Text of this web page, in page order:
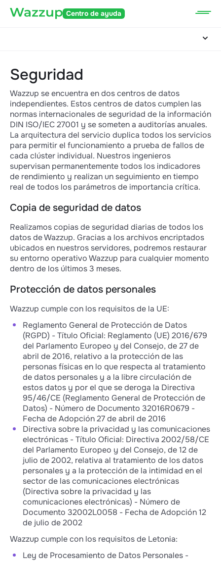
Centro de ayuda
Seguridad
Wazzup se encuentra en dos centros de datos
independientes. Estos centros de datos cumplen las
normas internacionales de seguridad de la información
DIN ISO/IEC 27001 y se someten a auditorías anuales.
La arquitectura del servicio duplica todos los servicios
para permitir el funcionamiento a prueba de fallos de
cada clúster individual. Nuestros ingenieros
supervisan permanentemente todos los indicadores
de rendimiento y realizan un seguimiento en tiempo
real de todos los parámetros de importancia crítica.
Copia de seguridad de datos
Realizamos copias de seguridad diarias de todos los
datos de Wazzup. Gracias a los archivos encriptados
ubicados en nuestros servidores, podremos restaurar
su entorno operativo Wazzup para cualquier momento
dentro de los últimos 3 meses.
Protección de datos personales
Wazzup cumple con los requisitos de la UE:
Reglamento General de Protección de Datos
(RGPD) - Título Oficial: Reglamento (UE) 2016/679
del Parlamento Europeo y del Consejo, de 27 de
abril de 2016, relativo a la protección de las
personas físicas en lo que respecta al tratamiento
de datos personales y a la libre circulación de
estos datos y por el que se deroga la Directiva
95/46/CE (Reglamento General de Protección de
Datos) - Número de Documento 32016R0679 -
Fecha de Adopción 27 de abril de 2016
Directiva sobre la privacidad y las comunicaciones
electrónicas - Título Oficial: Directiva 2002/58/CE
del Parlamento Europeo y del Consejo, de 12 de
julio de 2002, relativa al tratamiento de los datos
personales y a la protección de la intimidad en el
sector de las comunicaciones electrónicas
(Directiva sobre la privacidad y las
comunicaciones electrónicas) - Número de
Documento 32002L0058 - Fecha de Adopción 12
de julio de 2002
Wazzup cumple con los requisitos de Letonia:
Ley de Procesamiento de Datos Personales -